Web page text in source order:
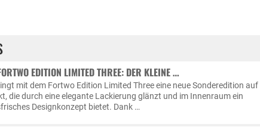
EDITION LIMITED THREE: DER KLEINE …
mit dem Fortwo Edition Limited Three eine neue Sonderedition auf
die durch eine elegante Lackierung glänzt und im Innenraum ein
Designkonzept bietet. Dank …